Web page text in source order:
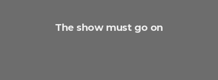
The show must go on